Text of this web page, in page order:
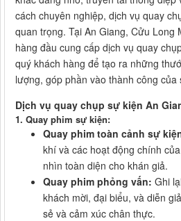
cách chuyên nghiệp, dịch vụ quay
quan trọng. Tại An Giang, Cửu Long
hàng đầu cung cấp dịch vụ quay
quý khách hàng để tạo ra những
lượng, góp phần vào thành công của
Dịch vụ quay chụp sự kiện An
1. Quay phim sự kiện:
Quay phim toàn cảnh sự
khí và các hoạt động chính
nhìn toàn diện cho khán giả.
Quay phim phỏng vấn: Ghi
khách mời, đại biểu, và diễn
sẻ và cảm xúc chân thực.